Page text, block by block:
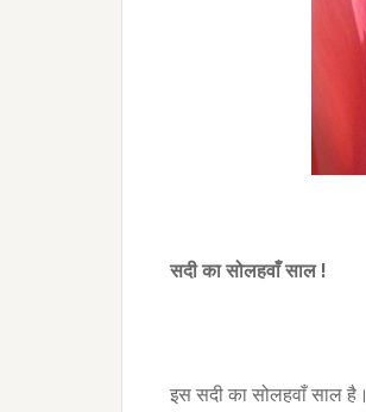
सदी का सोलहवाँ साल!
इस सदी का सोलहवाँ साल है।